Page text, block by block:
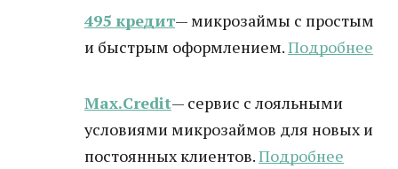
495 кредит— микрозаймы с простым
и быстрым оформлением.Подробнее
Max.Credit— сервис с лояльными
условиями микрозаймов для новых и
постоянных клиентов.Подробнее